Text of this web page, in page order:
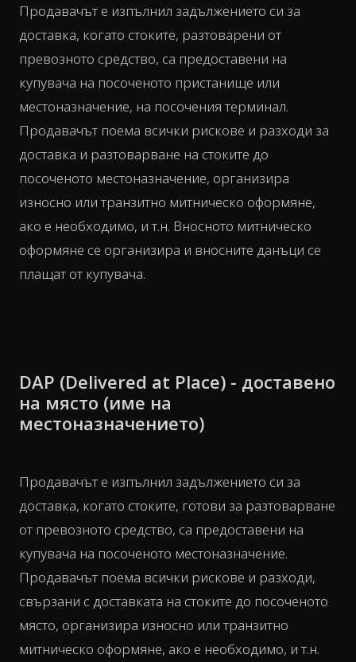
Продавачът е изпълнил задължението си за
доставка, когато стоките, разтоварени от
превозното средство, са предоставени на
купувача на посоченото пристанище или
местоназначение, на посочения терминал.
Продавачът поема всички рискове и разходи за
доставка и разтоварване на стоките до
посоченото местоназначение, организира
износно или транзитно митническо оформяне,
ако е необходимо, и т.н. Вносното митническо
оформяне се организира и вносните данъци се
плащат от купувача.
DAP (Delivered at Place) - доставено
на място (име на
местоназначението)
Продавачът е изпълнил задължението си за
доставка, когато стоките, готови за разтоварване
от превозното средство, са предоставени на
купувача на посоченото местоназначение.
Продавачът поема всички рискове и разходи,
свързани с доставката на стоките до посоченото
място, организира износно или транзитно
митническо оформяне, ако е необходимо, и т.н.